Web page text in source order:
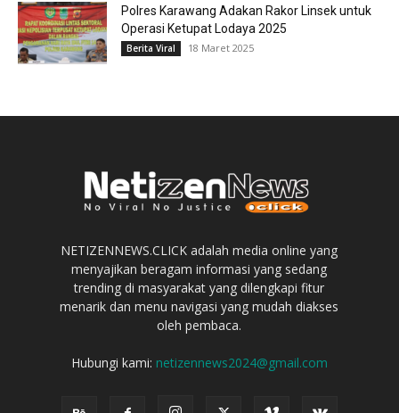
Polres Karawang Adakan Rakor Linsek untuk
Operasi Ketupat Lodaya 2025
Berita Viral 18 Maret 2025
NETIZENNEWS.CLICK adalah media online yang
menyajikan beragam informasi yang sedang
trending di masyarakat yang dilengkapi fitur
menarik dan menu navigasi yang mudah diakses
oleh pembaca.
Hubungi kami: netizennews2024@gmail.com